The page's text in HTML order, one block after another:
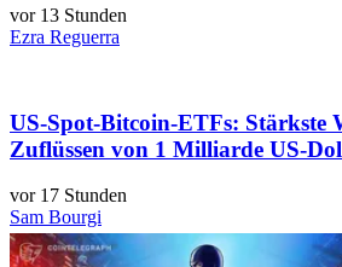
vor 13 Stunden
Ezra Reguerra
US-Spot-Bitcoin-ETFs: Stärkste
Zuflüssen von 1 Milliarde US-
vor 17 Stunden
Sam Bourgi